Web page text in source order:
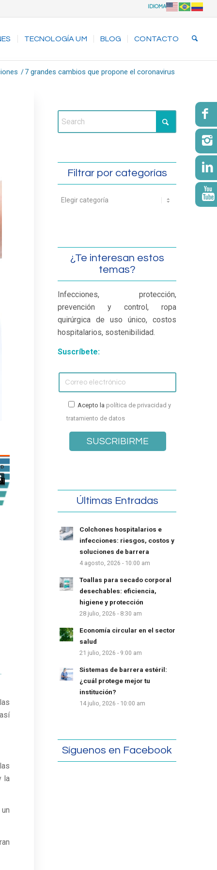
IDIOMA
TECNOLOGÍA UM BLOG CONTACTO
/ 7 grandes cambios que propone el coronavirus
la
Filtrar por categorías
¿Te interesan estos
temas?
Infecciones, protección,
prevención y control, ropa
quirúrgica de uso único, costos
hospitalarios, sostenibilidad.
Suscríbete:
Acepto la política de privacidad y
tratamiento de datos
Últimas Entradas
Colchones hospitalarios e
infecciones: riesgos, costos y
soluciones de barrera
4 agosto, 2026 - 10:00 am
Toallas para secado corporal
desechables: eficiencia,
higiene y protección
28 julio, 2026 - 8:30 am
Economía circular en el sector
salud
21 julio, 2026 - 9:00 am
Sistemas de barrera estéril:
¿cuál protege mejor tu
institución?
14 julio, 2026 - 10:00 am
Síguenos en Facebook